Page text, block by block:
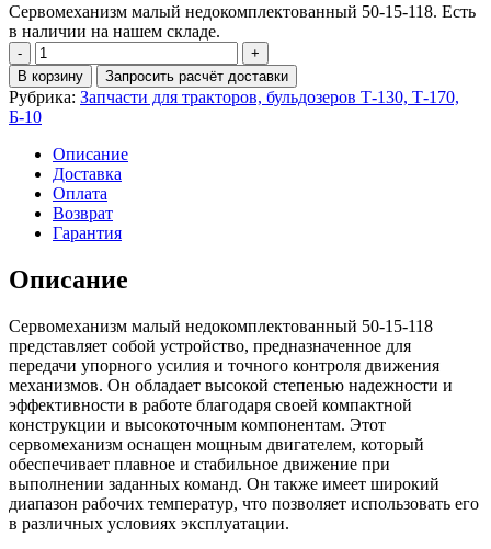
Сервомеханизм малый недокомплектованный 50-15-118. Есть
в наличии на нашем складе.
Количество
Сервомеханизм
малый
недокомплектованный
50-
В корзину Запросить расчёт доставки
Рубрика: Запчасти для тракторов, бульдозеров Т-130, Т-170,
Б-10
Описание
Доставка
Оплата
Возврат
Гарантия
Описание
Сервомеханизм малый недокомплектованный 50-15-118
представляет собой устройство, предназначенное для
передачи упорного усилия и точного контроля движения
механизмов. Он обладает высокой степенью надежности и
эффективности в работе благодаря своей компактной
конструкции и высокоточным компонентам. Этот
сервомеханизм оснащен мощным двигателем, который
обеспечивает плавное и стабильное движение при
выполнении заданных команд. Он также имеет широкий
диапазон рабочих температур, что позволяет использовать его
в различных условиях эксплуатации.